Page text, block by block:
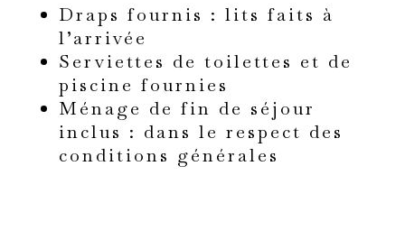
Draps fournis : lits faits à
l’arrivée
Serviettes de toilettes et de
piscine fournies
Ménage de fin de séjour
inclus : dans le respect des
conditions générales